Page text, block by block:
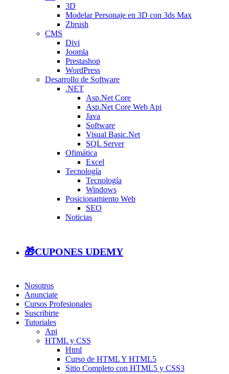
3D
Modelar Personaje en 3D con 3ds Max
Zbrush
CMS
Divi
Joomla
Prestashop
WordPress
Desarrollo de Software
.NET
Asp.Net Core
Asp.Net Core Web Api
Java
Software
Visual Basic.Net
SQL Server
Ofimática
Excel
Tecnología
Tecnología
Windows
Posicionamiento Web
SEO
Noticias
🎁CUPONES UDEMY
Nosotros
Anunciate
Cursos Profesionales
Suscribirte
Tutoriales
Api
HTML y CSS
Html
Curso de HTML Y HTML5
Sitio Completo con HTML5 y CSS3